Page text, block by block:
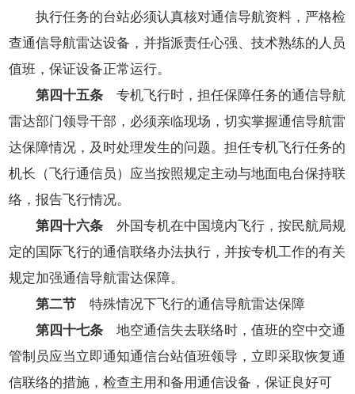
执行任务的台站必须认真核对通信导航资料，严格检
查通信导航雷达设备，并指派责任心强、技术熟练的人员
值班，保证设备正常运行。
第四十五条专机飞行时，担任保障任务的通信导航
雷达部门领导干部，必须亲临现场，切实掌握通信导航雷
达保障情况，及时处理发生的问题。担任专机飞行任务的
机长（飞行通信员）应当按照规定主动与地面电台保持联
络，报告飞行情况。
第四十六条外国专机在中国境内飞行，按民航局规
定的国际飞行的通信联络办法执行，并按专机工作的有关
规定加强通信导航雷达保障。
第二节特殊情况下飞行的通信导航雷达保障
第四十七条地空通信失去联络时，值班的空中交通
管制员应当立即通知通信台站值班领导，立即采取恢复通
信联络的措施，检查主用和备用通信设备，保证良好可